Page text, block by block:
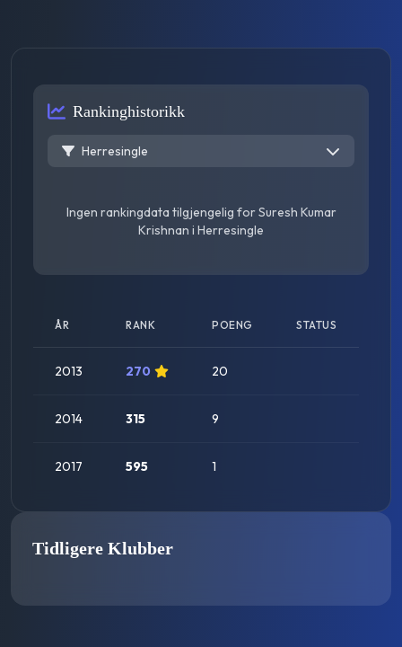
Rankinghistorikk
Herresingle
Ingen rankingdata tilgjengelig forSuresh Kumar
Krishnan i Herresingle
ÅR RANK POENG STATUS
2013 270 20
2014 315 9
2017 595 1
Tidligere Klubber